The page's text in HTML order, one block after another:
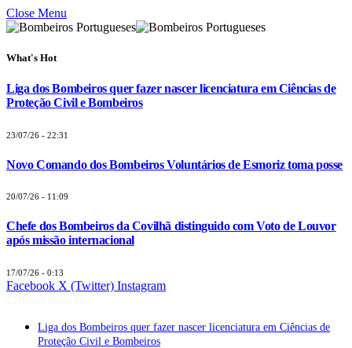
Close Menu
What's Hot
Liga dos Bombeiros quer fazer nascer licenciatura em Ciências de
Proteção Civil e Bombeiros
23/07/26 - 22:31
Novo Comando dos Bombeiros Voluntários de Esmoriz toma posse
20/07/26 - 11:09
Chefe dos Bombeiros da Covilhã distinguido com Voto de Louvor
após missão internacional
17/07/26 - 0:13
Facebook X (Twitter) Instagram
Liga dos Bombeiros quer fazer nascer licenciatura em Ciências de
Proteção Civil e Bombeiros